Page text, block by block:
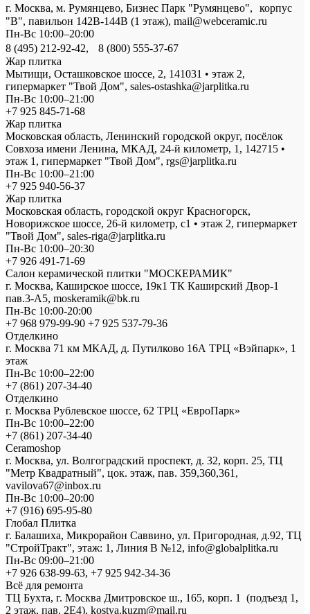
г. Москва, м. Румянцево, Бизнес Парк "Румянцево", корпус
"В", павильон 142В-144В (1 этаж), mail@webceramic.ru
Пн-Вс 10:00–20:00
8 (495) 212-92-42, 8 (800) 555-37-67
Жар плитка
Мытищи, Осташковское шоссе, 2, 141031 • этаж 2,
гипермаркет "Твой Дом", sales-ostashka@jarplitka.ru
Пн-Вс 10:00–21:00
+7 925 845-71-68
Жар плитка
Московская область, Ленинский городской округ, посёлок
Совхоза имени Ленина, МКАД, 24-й километр, 1, 142715 •
этаж 1, гипермаркет "Твой Дом", rgs@jarplitka.ru
Пн-Вс 10:00–21:00
+7 925 940-56-37
Жар плитка
Московская область, городской округ Красногорск,
Новорижское шоссе, 26-й километр, с1 • этаж 2, гипермаркет
"Твой Дом", sales-riga@jarplitka.ru
Пн-Вс 10:00–20:30
+7 926 491-71-69
Салон керамической плитки "МОСКЕРАМИК"
г. Москва, Каширское шоссе, 19к1 ТК Каширский Двор-1
пав.3-А5, moskeramik@bk.ru
Пн-Вс 10:00-20:00
+7 968 979-99-90 +7 925 537-79-36
Отделкино
г. Москва 71 км МКАД, д. Путилково 16А ТРЦ «Вэйпарк», 1
этаж
Пн-Вс 10:00–22:00
+7 (861) 207-34-40
Отделкино
г. Москва Рублевское шоссе, 62 ТРЦ «ЕвроПарк»
Пн-Вс 10:00–22:00
+7 (861) 207-34-40
Ceramoshop
г. Москва, ул. Волгоградский проспект, д. 32, корп. 25, ТЦ
"Метр Квадратный", цок. этаж, пав. 359,360,361,
vavilova67@inbox.ru
Пн-Вс 10:00–20:00
+7 (916) 695-95-80
Глобал Плитка
г. Балашиха, Микрорайон Саввино, ул. Пригородная, д.92, ТЦ
"СтройТракт", этаж: 1, Линия В №12, info@globalplitka.ru
Пн-Вс 09:00–21:00
+7 926 638-99-63, +7 925 942-34-36
Всё для ремонта
ТЦ Бухта, г. Москва Дмитровское ш., 165, корп. 1 (подъезд 1,
2 этаж, пав. 2Е4), kostya.kuzm@mail.ru